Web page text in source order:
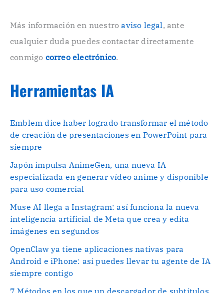
o
.
Más información en nuestroaviso legal , ante
cualquier duda puedes contactar directamente
conmigo correo electrónico.
Herramientas IA
Emblem dice haber logrado transformar el método
de creación de presentaciones en PowerPoint para
siempre
Japón impulsa AnimeGen, una nueva IA
especializada en generar vídeo anime y disponible
para uso comercial
Muse AI llega a Instagram: así funciona la nueva
inteligencia artificial de Meta que crea y edita
imágenes en segundos
OpenClaw ya tiene aplicaciones nativas para
Android e iPhone: así puedes llevar tu agente de IA
siempre contigo